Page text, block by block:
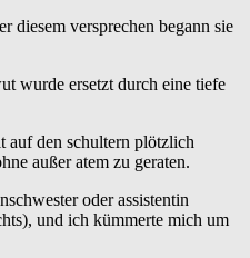
diesem versprechen begann sie
wurde ersetzt durch eine tiefe
auf den schultern plötzlich
außer atem zu geraten.
oder assistentin
und ich kümmerte mich um